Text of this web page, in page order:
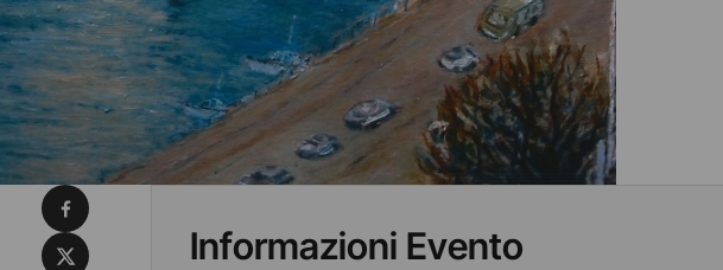
Informazioni Evento
Condividi su Facebook
Condividi su X